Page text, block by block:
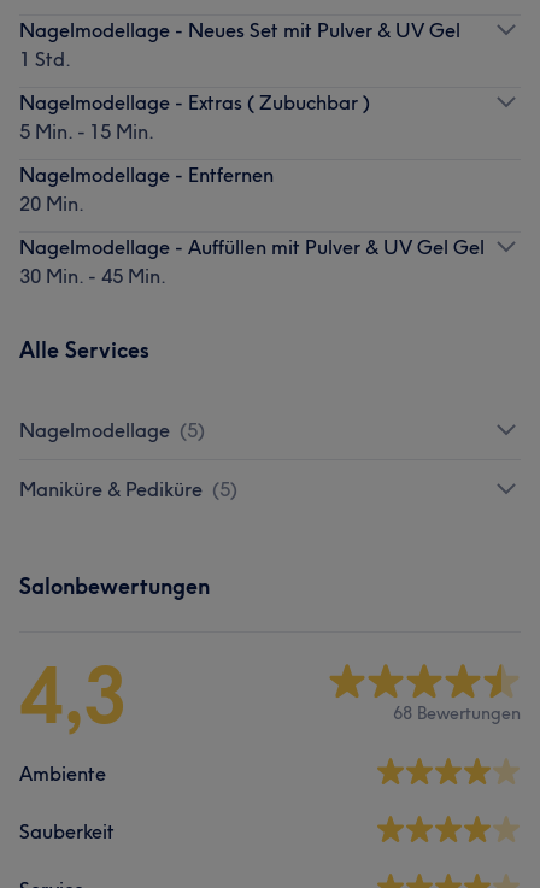
Nagelmodellage - Neues Set mit Pulver & UV Gel
1 Std.
Nagelmodellage - Extras ( Zubuchbar )
5 Min. - 15 Min.
Nagelmodellage - Entfernen
20 Min.
Nagelmodellage - Auffüllen mit Pulver & UV Gel Gel
30 Min. - 45 Min.
Alle Services
Nagelmodellage (5)
Maniküre & Pediküre (5)
Salonbewertungen
4,3 68 Bewertungen
Ambiente
Sauberkeit